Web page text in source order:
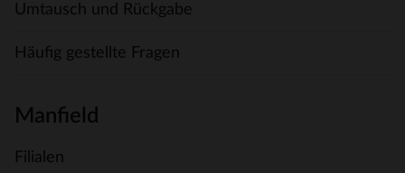
Umtausch und Rückgabe
Häufig gestellte Fragen
Manfield
Filialen